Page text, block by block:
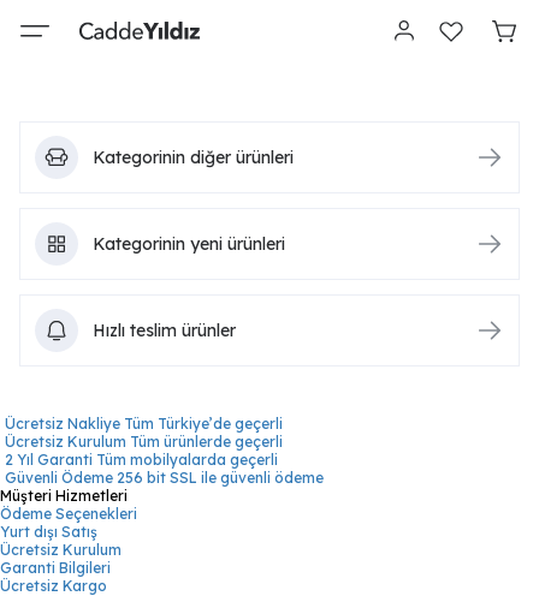
Kategorinin diğer ürünleri
Kategorinin yeni ürünleri
Hızlı teslim ürünler
Ücretsiz Nakliye Tüm Türkiye’de geçerli
Ücretsiz Kurulum Tüm ürünlerde geçerli
2 Yıl Garanti Tüm mobilyalarda geçerli
Güvenli Ödeme 256 bit SSL ile güvenli ödeme
Müşteri Hizmetleri
Ödeme Seçenekleri
Yurt dışı Satış
Ücretsiz Kurulum
Garanti Bilgileri
Ücretsiz Kargo